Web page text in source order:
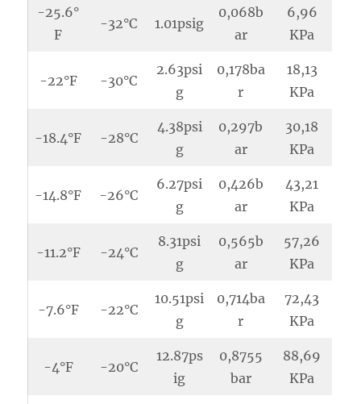
-25.6°
F
-32°C 1.01psig
0,068b
ar
6,96
KPa
-22°F -30°C
2.63psi
g
0,178ba
r
18,13
KPa
-18.4°F -28°C
4.38psi
g
0,297b
ar
30,18
KPa
-14.8°F -26°C
6.27psi
g
0,426b
ar
43,21
KPa
-11.2°F -24°C
8.31psi
g
0,565b
ar
57,26
KPa
-7.6°F -22°C
10.51psi
g
0,714ba
r
72,43
KPa
-4°F -20°C
12.87ps
ig
0,8755
bar
88,69
KPa